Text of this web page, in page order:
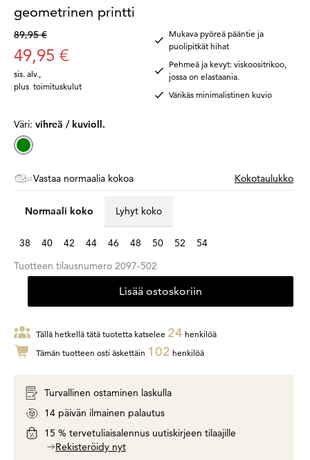
geometrinen printti
89,95 €
49,95 €
sis. alv.
plus toimituskulut
Mukava pyöreä pääntie ja
puolipitkät hihat
Pehmeä ja kevyt: viskoositrikoo,
jossa on elastaania.
Värikäs minimalistinen kuvio
Väri: vihreä / kuvioll.
Vastaa normaalia kokoa Kokotaulukko
Normaali koko Lyhyt koko
38 40 42 44 46 48 50 52
54
Tuotteen tilausnumero 2097-502
Lisää ostoskoriin
Tällä hetkellä tätä tuotetta katselee 24 henkilöä
Tämän tuotteen osti äskettäin 102 henkilöä
Turvallinen ostaminen laskulla
14 päivän ilmainen palautus
15 % tervetuliaisalennus uutiskirjeen tilaajille
Rekisteröidy nyt